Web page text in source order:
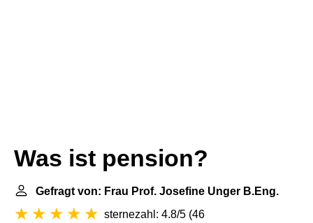
Was ist pension?
Gefragt von: Frau Prof. Josefine Unger B.Eng.
sternezahl: 4.8/5 (46